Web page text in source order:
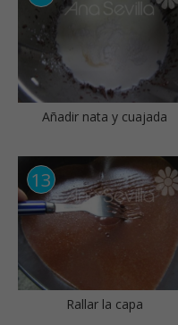
Añadir nata y cuajada
Rallar la capa